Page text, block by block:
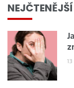
NEJČTENĚJŠÍ